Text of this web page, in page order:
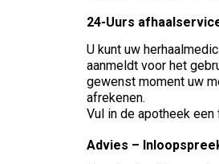
24-Uurs
U kunt uw
aanmeldt voor het
gewenst moment uw
afrekenen.
Vul in de apotheek
Advies –